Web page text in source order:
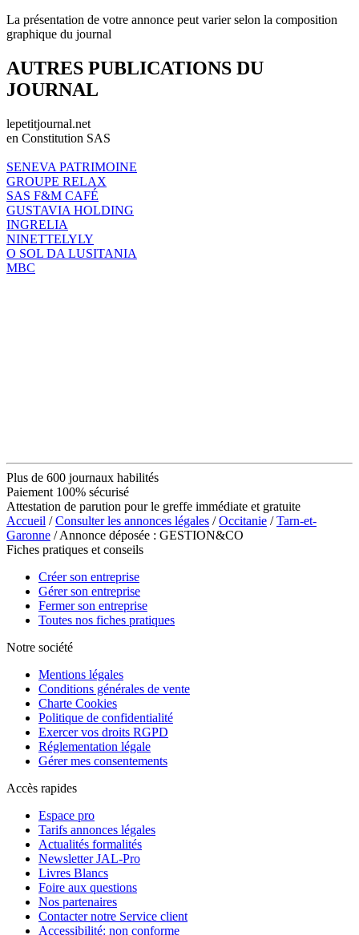
La présentation de votre annonce peut varier selon la composition
graphique du journal
AUTRES PUBLICATIONS DU
JOURNAL
lepetitjournal.net
en Constitution SAS
SENEVA PATRIMOINE
GROUPE RELAX
SAS F&M CAFÉ
GUSTAVIA HOLDING
INGRELIA
NINETTELYLY
O SOL DA LUSITANIA
MBC
Plus de 600 journaux habilités
Paiement 100% sécurisé
Attestation de parution pour le greffe immédiate et gratuite
Accueil /Consulter les annonces légales /Occitanie /Tarn-et-
Garonne / Annonce déposée : GESTION&CO
Fiches pratiques et conseils
Créer son entreprise
Gérer son entreprise
Fermer son entreprise
Toutes nos fiches pratiques
Notre société
Mentions légales
Conditions générales de vente
Charte Cookies
Politique de confidentialité
Exercer vos droits RGPD
Réglementation légale
Gérer mes consentements
Accès rapides
Espace pro
Tarifs annonces légales
Actualités formalités
Newsletter JAL-Pro
Livres Blancs
Foire aux questions
Nos partenaires
Contacter notre Service client
Accessibilité: non conforme